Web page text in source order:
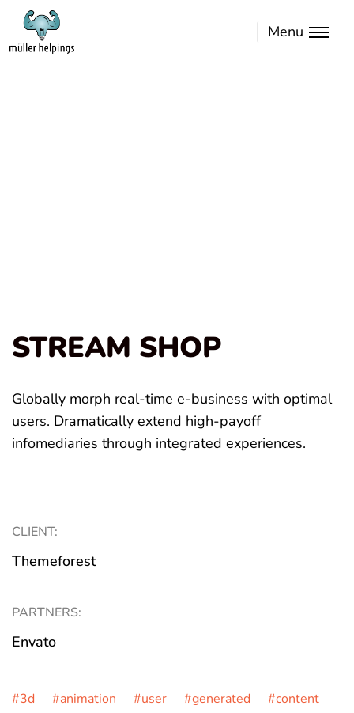
Menu
STREAM SHOP
Globally morph real-time e-business with optimal
users. Dramatically extend high-payoff
infomediaries through integrated experiences.
CLIENT:
Themeforest
PARTNERS:
Envato
#3d #animation #user #generated #content